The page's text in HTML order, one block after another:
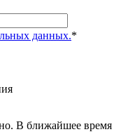
данных.*
В ближайшее